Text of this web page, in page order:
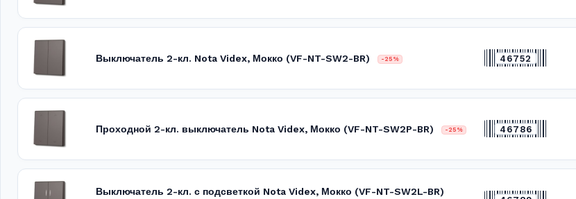
Выключатель 2-кл. Nota Videx, Мокко (VF-NT-SW2-BR) -25% 46752
Проходной 2-кл. выключатель Nota Videx, Мокко (VF-NT-SW2P-BR) -25% 46786
Выключатель 2-кл. с подсветкой Nota Videx, Мокко (VF-NT-SW2L-BR)